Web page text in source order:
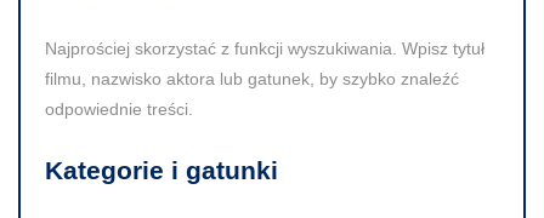
Najprościej skorzystać z funkcji wyszukiwania. Wpisz tytuł
filmu, nazwisko aktora lub gatunek, by szybko znaleźć
odpowiednie treści.
Kategorie i gatunki